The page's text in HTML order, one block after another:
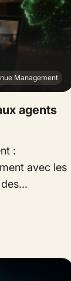
Management
agents
:
avec les